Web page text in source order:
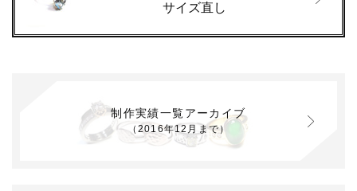
サイズ直し
制作実績一覧アーカイブ
（2016年12月まで）